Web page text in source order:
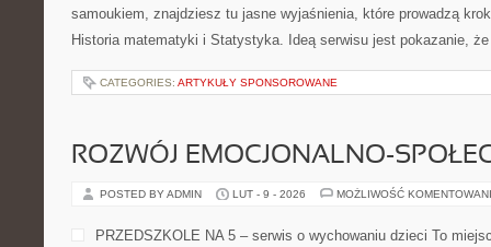
samoukiem, znajdziesz tu jasne wyjaśnienia, które prowadzą
Historia matematyki i Statystyka. Ideą serwisu jest pokazanie,
CATEGORIES: ARTYKUŁY SPONSOROWANE
ROZWÓJ EMOCJONALNO-
POSTED BY ADMIN LUT - 9 - 2026 MOŻLIWOŚĆ
PRZEDSZKOLE NA 5 – serwis o wychowaniu dzieci To